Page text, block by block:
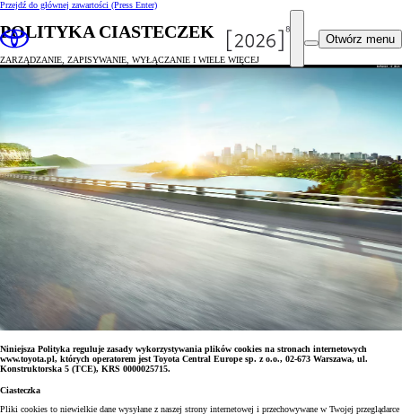
Przejdź do głównej zawartości (Press Enter)
Otwórz menu
POLITYKA CIASTECZEK
ZARZĄDZANIE, ZAPISYWANIE, WYŁĄCZANIE I WIELE WIĘCEJ
Niniejsza Polityka reguluje zasady wykorzystywania plików cookies na stronach internetowych
www.toyota.pl, których operatorem jest Toyota Central Europe sp. z o.o., 02-673 Warszawa, ul.
Konstruktorska 5 (TCE), KRS 0000025715.
Ciasteczka
Pliki cookies to niewielkie dane wysyłane z naszej strony internetowej i przechowywane w Twojej przeglądarce